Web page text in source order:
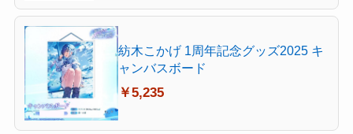
紡木こかげ 1周年記念グッズ2025 キ
ャンバスボード
￥5,235